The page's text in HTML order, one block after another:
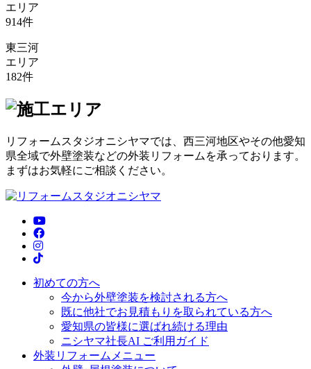
エリア
914件
東三河
エリア
182件
リフォームスタジオニシヤマでは、西三河地区やその他愛知
県全域で外壁塗装などの外装リフォームを承っております。
まずはお気軽にご相談ください。
初めての方へ
今から外壁塗装を検討される方へ
既に他社でお見積もりを取られている方へ
愛知県の皆様に選ばれ続ける理由
ニシヤマ社長AI ご利用ガイド
外装リフォームメニュー